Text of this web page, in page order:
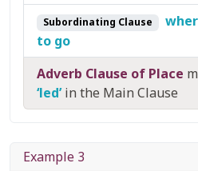
Subordinating Clause
to go
Adverb Clause of Place
‘led’in the Main Clause
Example 3